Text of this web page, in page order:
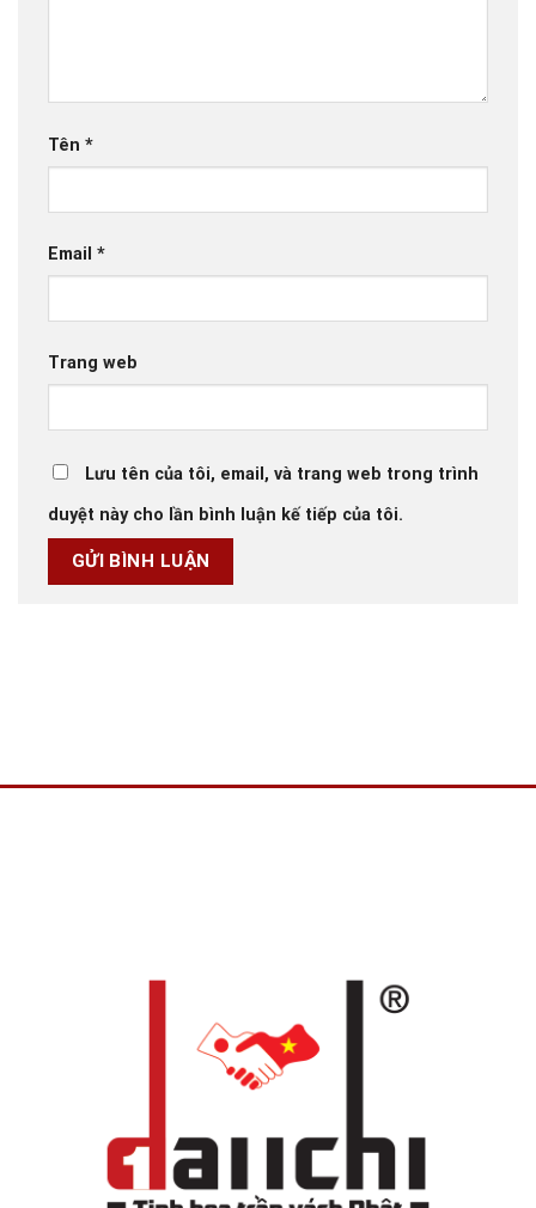
Tên *
Email *
Trang web
Lưu tên của tôi, email, và trang web trong trình
duyệt này cho lần bình luận kế tiếp của tôi.